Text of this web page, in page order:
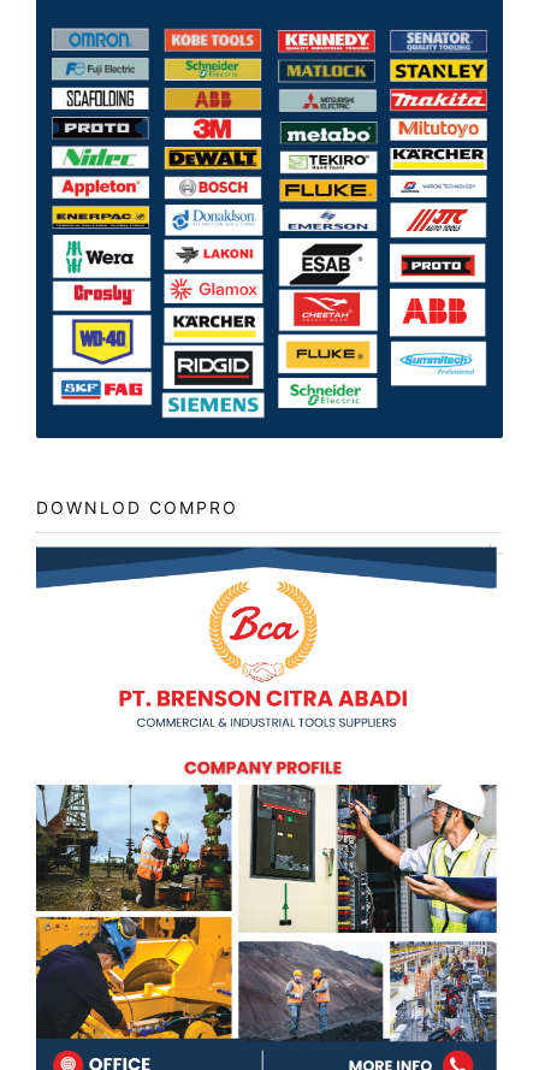
DOWNLOD COMPRO